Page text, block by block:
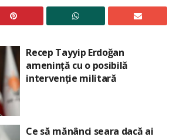
Recep Tayyip Erdoğan
amenință cu o posibilă
intervenție militară
Ce să mănânci seara dacă ai